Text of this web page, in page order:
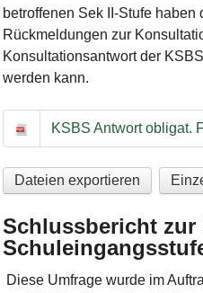
betroffenen Sek II-Stufe haben
Rückmeldungen zur
Konsultationsantwort der
werden kann.
Konsultationsantwort zum
KSBS Antwort obligat.
Dateien exportieren
Schlussbericht zur
Diese Umfrage wurde im